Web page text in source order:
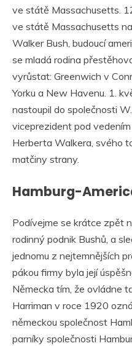
ve státě Massachusetts.
ve státě Massachusetts
Walker Bush, budoucí
se mladá rodina
vyrůstat: Greenwich v
Yorku a New Havenu. 1.
nastoupil do společnosti
viceprezident pod
Herberta Walkera, svého
matčiny strany.
Hamburg-
Podívejme se krátce zpět
rodinný podnik Bushů, a
jednomu z nejtemnějších
pákou firmy byla její
Německa tím, že ovládne
Harriman v roce 1920
německou společnost
parníky společnosti